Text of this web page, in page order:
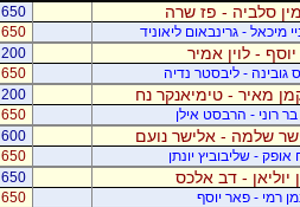
סלביה - פז שרה 650
מיכאל - גרינבאום ליאוניד
650
יוסף - לוין אמיר 200
גובינה - ליבסטר נדיה
650
מאיר - טימיאנקר נח 200
בר רוני - הרבסט אילן
650
שלמה - אלישר נועם 600
- שליבוביץ יונתן
650
יוליאן - דב אלכס 650
רמי - פאר יוסף
650